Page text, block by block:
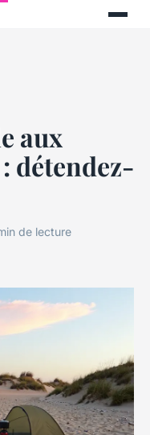
aux
détendez-
de lecture